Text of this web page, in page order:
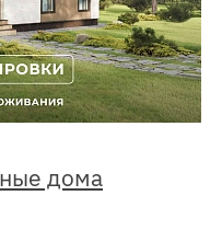
дома